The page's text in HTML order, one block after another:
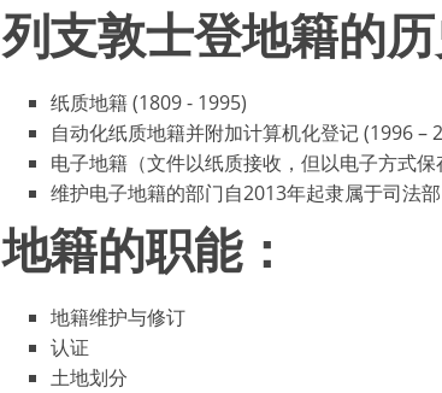
列支敦士登地籍的
纸质地籍 (1809 - 1995)
自动化纸质地籍并附加计算机化登记 (1996 –
电子地籍（文件以纸质接收，但以电子方式保
维护电子地籍的部门自2013年起隶属于司法部
地籍的职能：
地籍维护与修订
认证
土地划分